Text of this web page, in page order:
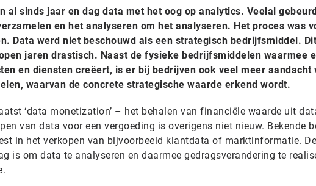
al sinds jaar en dag data met het oog op analytics. Veelal
en het analyseren om het analyseren. Het proces was
Data werd niet beschouwd als een strategisch bedrijfsmiddel. Dit
jaren drastisch. Naast de fysieke bedrijfsmiddelen waarmee
en diensten creëert, is er bij bedrijven ook veel meer aandacht
waarvan de concrete strategische waarde erkend wordt.
‘data monetization’ – het behalen van financiële waarde uit
van data voor een vergoeding is overigens niet nieuw. Bekende
in het verkopen van bijvoorbeeld klantdata of marktinformatie. De
is om data te analyseren en daarmee gedragsverandering te